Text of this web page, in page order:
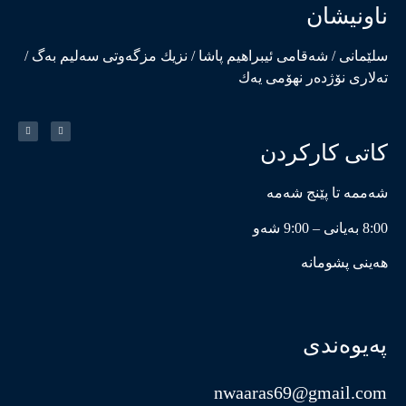
ناونیشان
سلێمانی / شەقامی ئیبراهیم پاشا / نزیك مزگەوتی سەلیم بەگ /
تەلاری نۆژدەر نهۆمی یەك
کاتی کارکردن
شەممە تا پێنج شەمە
8:00 بەیانی – 9:00 شەو
هەینی پشومانە
پەیوەندی
nwaaras69@gmail.com